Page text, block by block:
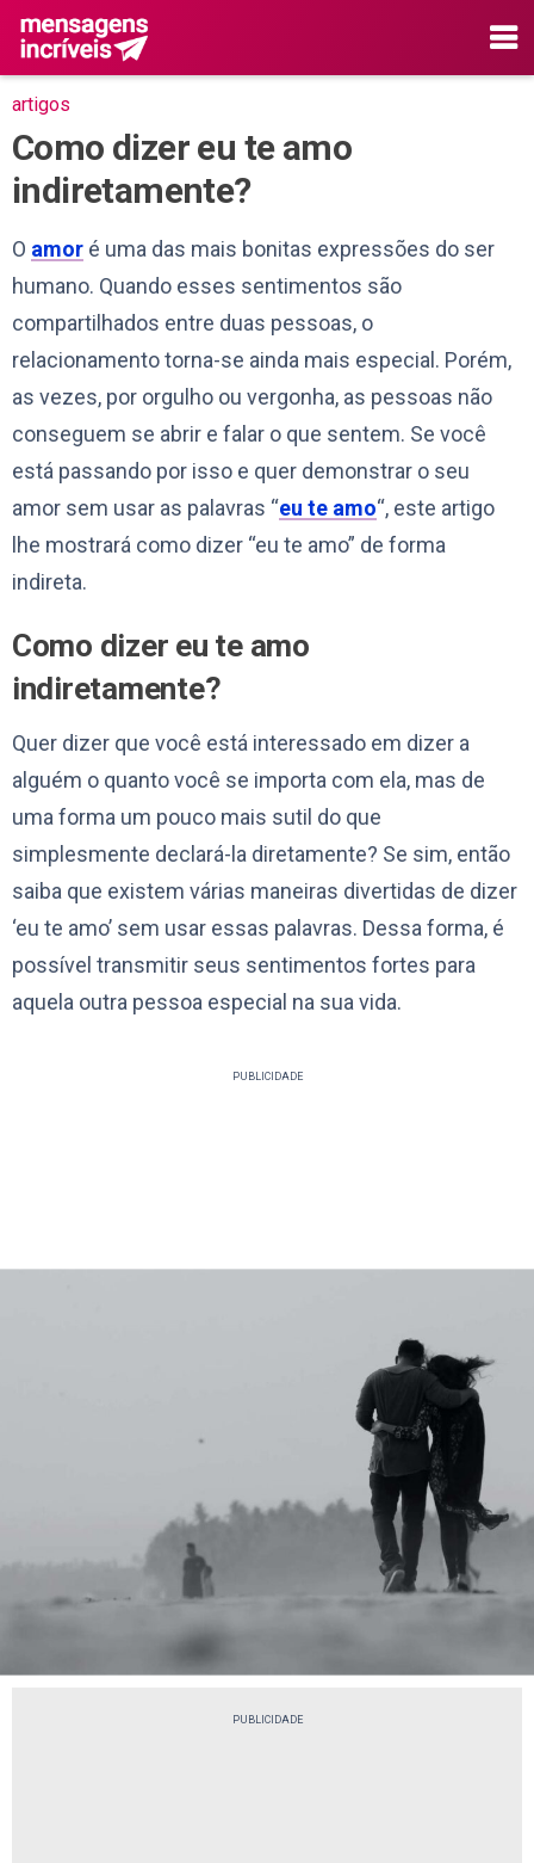
artigos
Como dizer eu te amo
indiretamente?
O amor é uma das mais bonitas expressões do ser
humano. Quando esses sentimentos são
compartilhados entre duas pessoas, o
relacionamento torna-se ainda mais especial. Porém,
as vezes, por orgulho ou vergonha, as pessoas não
conseguem se abrir e falar o que sentem. Se você
está passando por isso e quer demonstrar o seu
amor sem usar as palavras “eu te amo“, este artigo
lhe mostrará como dizer “eu te amo” de forma
indireta.
Como dizer eu te amo
indiretamente?
Quer dizer que você está interessado em dizer a
alguém o quanto você se importa com ela, mas de
uma forma um pouco mais sutil do que
simplesmente declará-la diretamente? Se sim, então
saiba que existem várias maneiras divertidas de dizer
‘eu te amo’ sem usar essas palavras. Dessa forma, é
possível transmitir seus sentimentos fortes para
aquela outra pessoa especial na sua vida.
PUBLICIDADE
PUBLICIDADE